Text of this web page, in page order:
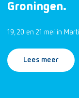
Groningen.
19, 20 en 21 mei in
Lees meer